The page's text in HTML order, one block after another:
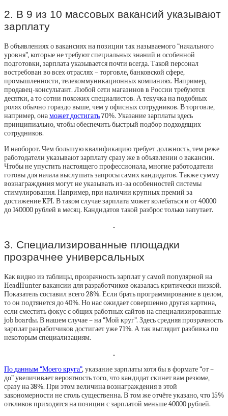
2. В 9 из 10 массовых вакансий указывают
зарплату
В объявлениях о вакансиях на позиции так называемого “начального
уровня”, которые не требуют специальных знаний и особенной
подготовки, зарплата указывается почти всегда. Такой персонал
востребован во всех отраслях – торговле, банковской сфере,
промышленности, телекоммуникационных компаниях. Например,
продавец-консультант. Любой сети магазинов в России требуются
десятки, а то сотни похожих специалистов. А текучка на подобных
ролях обычно гораздо выше, чем у офисных сотрудников. В торговле,
например, онаможет достигать70%. Указание зарплаты здесь
принципиально, чтобы обеспечить быстрый подбор подходящих
сотрудников.
И наоборот. Чем большую квалификацию требует должность, тем реже
работодатели указывают зарплату сразу же в объявлении о вакансии.
Чтобы не упустить настоящего профессионала, многие работодатели
готовы для начала выслушать запросы самих кандидатов. Также сумму
вознаграждения могут не указывать из-за особенностей системы
стимулирования. Например, при наличии крупных премий за
достижение KPI. В таком случае зарплата может колебаться и от 40000
до 140000 рублей в месяц. Кандидатов такой разброс только запутает.
3. Специализированные площадки
прозрачнее универсальных
Как видно из таблицы, прозрачность зарплат у самой популярной на
HeadHunter вакансии для разработчиков оказалась критически низкой.
Показатель составил всего 28%. Если брать программирование в целом,
то он подтянется до 40%. Но нас ожидает совершенно другая картина,
если сместить фокус с общих работных сайтов на специализированные
job boardы. В нашем случае – на “Мой круг”. Здесь средняя прозрачность
зарплат разработчиков достигает уже 71%. А так выглядит разбивка по
некоторым специализациям.
По данным “Моего круга”, указание зарплаты хотя бы в формате “от –
до” увеличивает вероятность того, что кандидат скинет вам резюме,
сразу на 38%. При этом величина вознаграждения в этой
закономерности не столь существенна. В том же отчёте указано, что 15%
откликов приходятся на позиции с зарплатой меньше 40000 рублей.